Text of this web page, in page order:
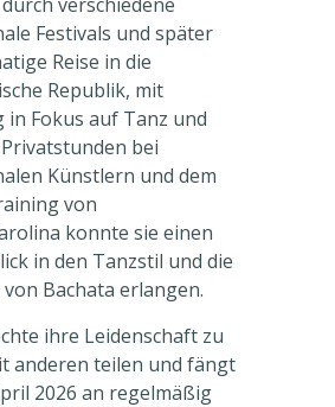
Festivals und später
Reise in die
Republik, mit
in Fokus auf Tanz und
bei
Künstlern und dem
von
konnte sie einen
in den Tanzstil und die
von Bachata erlangen.
ihre Leidenschaft zu
anderen teilen und fängt
2026 an regelmäßig